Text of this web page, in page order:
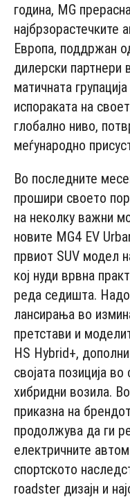
година, MG
Европа, поддржан
дилерски партнери
матичната
испораката на
глобално ниво,
меѓународно
Во последните
прошири своето
на неколку важни
новите MG4 EV
првиот SUV модел
кој нуди врвна
реда седишта.
лансирања во
претстави и
HS Hybrid+,
својата позиција
хибридни возила.
приказна на
продолжува да ги
електричните
спортското
roadster дизајн и